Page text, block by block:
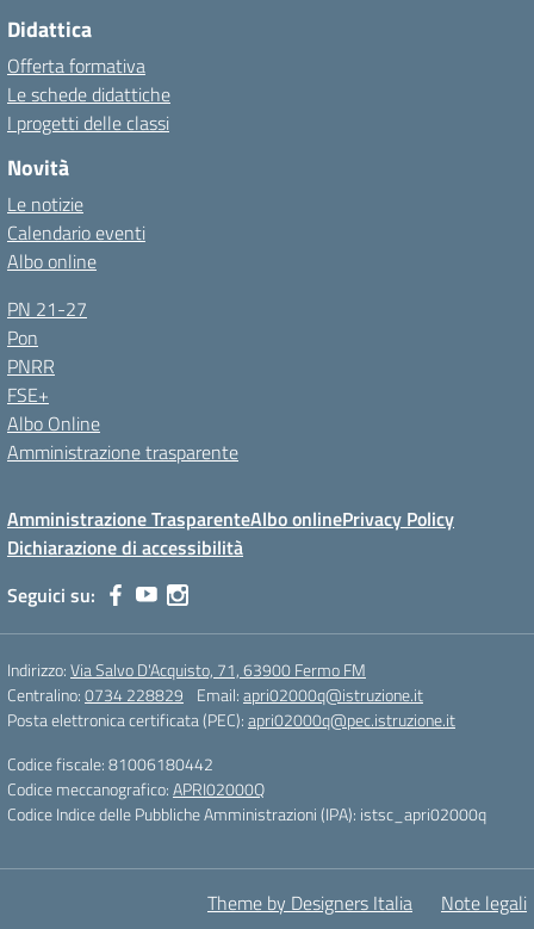
Didattica
Offerta formativa
Le schede didattiche
I progetti delle classi
Novità
Le notizie
Calendario eventi
Albo online
PN 21-27
Pon
PNRR
FSE+
Albo Online
Amministrazione trasparente
Amministrazione TrasparenteAlbo onlinePrivacy Policy
Dichiarazione di accessibilità
Seguici su:
Indirizzo:Via Salvo D'Acquisto, 71, 63900 Fermo FM
Centralino:0734 228829 Email:apri02000q@istruzione.it
Posta elettronica certificata (PEC):apri02000q@pec.istruzione.it
Codice fiscale: 81006180442
Codice meccanografico:APRI02000Q
Codice Indice delle Pubbliche Amministrazioni (IPA): istsc_apri02000q
Theme by Designers Italia Note legali